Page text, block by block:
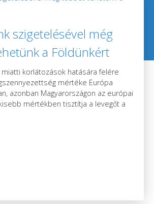
szigetelésével még
a Földünkért
korlátozások hatására felére
mértéke Európa
azonban Magyarországon az európai
mértékben tisztítja a levegőt a